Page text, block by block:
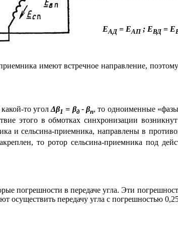
ЕАД = ЕАП; ЕВД= Е
имеют встречное направление,
то угол Δβ1 = βд- βп, то одноименные
этого в обмотках синхронизации
и сельсина-приемника, направлены в
то ротор сельсина-приемника под
погрешности в передаче угла. Эти
осуществить передачу угла с погрешностью